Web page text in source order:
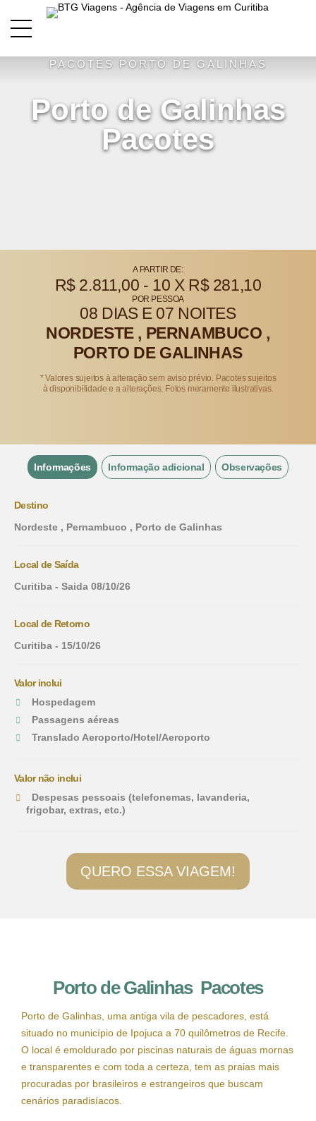
FERIADOS
PACOTES PORTO DE GALINHAS
Porto de Galinhas
Pacotes
A PARTIR DE:
R$ 2.811,00 - 10 X R$ 281,10
POR PESSOA
08 DIAS E 07 NOITES
NORDESTE , PERNAMBUCO ,
PORTO DE GALINHAS
* Valores sujeitos à alteração sem aviso prévio. Pacotes sujeitos
à disponibilidade e a alterações. Fotos meramente ilustrativas.
Informações Informação adicional Observações
Destino
Nordeste , Pernambuco , Porto de Galinhas
Local de Saída
Curitiba - Saida 08/10/26
Local de Retorno
Curitiba - 15/10/26
Valor inclui
Hospedagem
Passagens aéreas
Translado Aeroporto/Hotel/Aeroporto
Valor não inclui
Despesas pessoais (telefonemas, lavanderia,
frigobar, extras, etc.)
QUERO ESSA VIAGEM!
Porto de Galinhas Pacotes
Porto de Galinhas, uma antiga vila de pescadores, está
situado no município de Ipojuca a 70 quilômetros de Recife.
O local é emoldurado por piscinas naturais de águas mornas
e transparentes e com toda a certeza, tem as praias mais
procuradas por brasileiros e estrangeiros que buscam
cenários paradisíacos.